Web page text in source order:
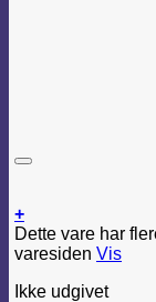
+
Dette vare har
varesiden Vis
Ikke udgivet